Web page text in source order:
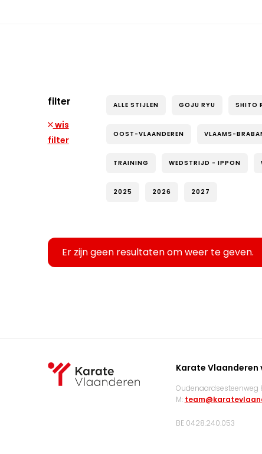
filter
wis
filter
ALLE STIJLEN GOJU RYU SHITO
OOST-VLAANDEREN VLAAMS-
TRAINING WEDSTRIJD - IPPON
2025 2026 2027
Er zijn geen resultaten om weer te geven.
Karate Vlaanderen
Oudenaardsesteenweg
M:
BE 0428.240.053